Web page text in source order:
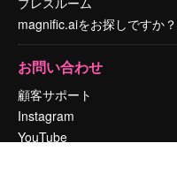
magnific.aiをお探しですか？
お問い合わせ
顧客サポート
Instagram
YouTube